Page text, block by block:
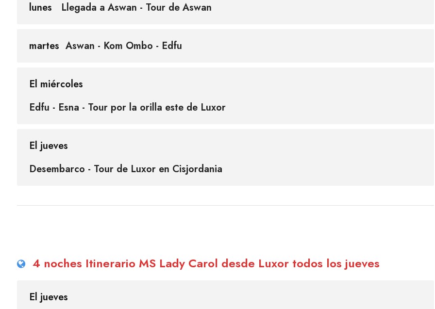
lunes Llegada a Aswan - Tour de Aswan
martes Aswan - Kom Ombo - Edfu
El miércoles
Edfu - Esna - Tour por la orilla este de Luxor
El jueves
Desembarco - Tour de Luxor en Cisjordania
4 noches Itinerario MS Lady Carol desde Luxor todos los jueves
El jueves